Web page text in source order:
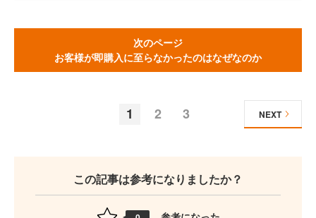
次のページ
お客様が即購入に至らなかったのはなぜなのか
1 2 3 NEXT
この記事は参考になりましたか？